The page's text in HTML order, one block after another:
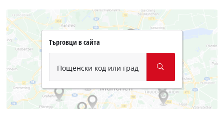
Търговци в сайта
Пощенски код или град